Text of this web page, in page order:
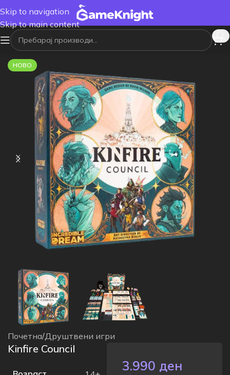
Skip to navigation
Skip to main content
НОВО
Почетна/Друштвени игри
Kinfire Council
3.990 ден